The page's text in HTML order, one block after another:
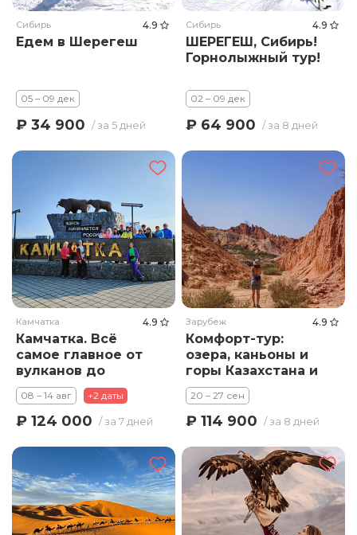
Сибирь 4.9
Едем в Шерегеш
05 – 09 дек
₽ 34 900 / за 5 дней
Сибирь 4.9
ШЕРЕГЕШ, Сибирь!
Горнолыжный тур!
02 – 09 дек
₽ 64 900 / за 8 дней
Камчатка 4.9
Камчатка. Всё
самое главное от
вулканов до
океана!
08 – 14 авг +2 даты
₽ 124 000 / за 7 дней
Зарубеж 4.9
Комфорт-тур:
озера, каньоны и
горы Казахстана и
Кыргызстана
20 – 27 сен
₽ 114 900 / за 8 дней